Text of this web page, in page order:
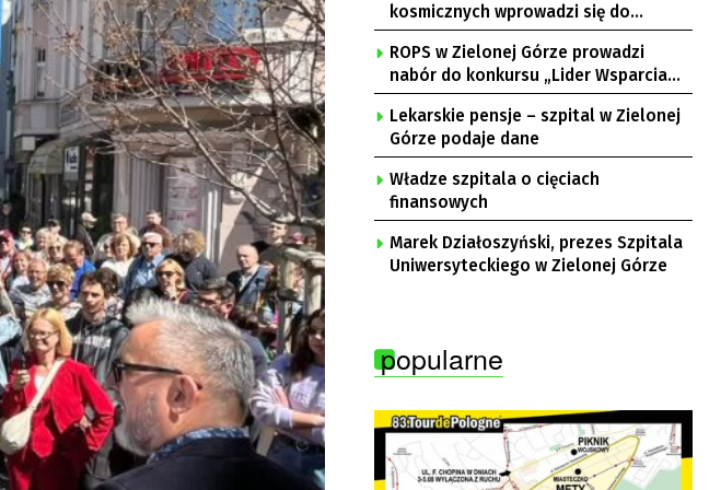
kosmicznych wprowadzi się do
Zielonej Góry
ROPS w Zielonej Górze prowadzi
nabór do konkursu „Lider Wsparcia
Seniora”
Lekarskie pensje – szpital w Zielonej
Górze podaje dane
Władze szpitala o cięciach
finansowych
Marek Działoszyński, prezes Szpitala
Uniwersyteckiego w Zielonej Górze
popularne